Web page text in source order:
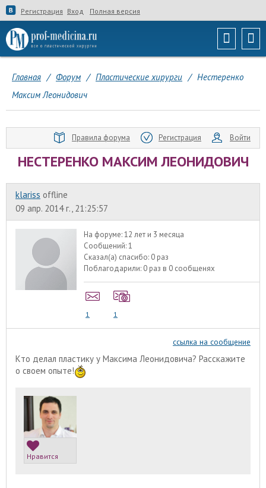
Регистрация Вход Полная версия
Главная / Форум / Пластические хирурги / Нестеренко
Максим Леонидович
Правила форума Регистрация Войти
НЕСТЕРЕНКО МАКСИМ ЛЕОНИДОВИЧ
klariss offline
09 апр. 2014 г., 21:25:57
На форуме:12 лет и 3 месяца
Сообщений:1
Сказал(а) спасибо: 0 раз
Поблагодарили: 0 раз в 0 сообщенях
1 1
ссылка на сообщение
Кто делал пластику у Максима Леонидовича? Расскажите
о своем опыте!
Нравится